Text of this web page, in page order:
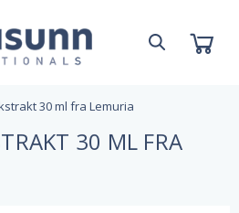
30 ml fra Lemuria
30 ML FRA